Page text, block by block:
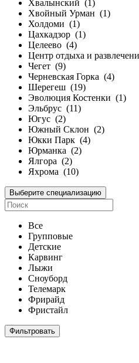
Хвалынский (1)
Хвойный Урман (1)
Холдоми (1)
Цахкадзор (1)
Целеево (4)
Центр отдыха и
Чегет (9)
Черневская Горка (4)
Шерегеш (19)
Эволюция Костенки (1)
Эльбрус (11)
Югус (2)
Южный Склон (2)
Юкки Парк (4)
Юрманка (2)
Ялгора (2)
Яхрома (10)
Выберите специализацию
Все
Групповые
Детские
Карвинг
Лыжи
Сноуборд
Телемарк
Фрирайд
Фристайл
Фильтровать